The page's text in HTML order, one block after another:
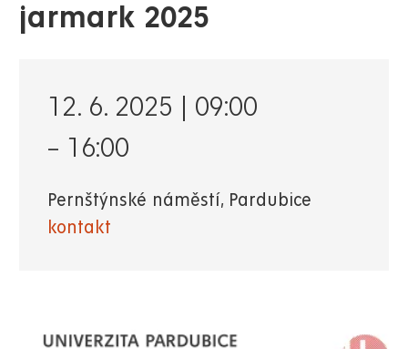
jarmark 2025
12. 6. 2025 | 09:00
– 16:00
Pernštýnské náměstí, Pardubice
kontakt